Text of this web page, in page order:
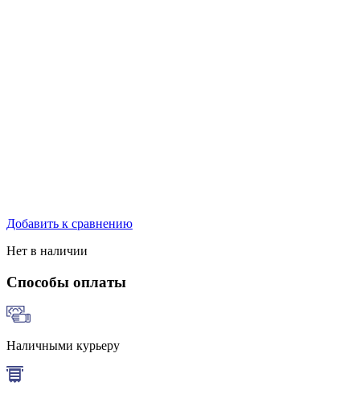
Добавить к сравнению
Нет в наличии
Способы оплаты
Наличными курьеру